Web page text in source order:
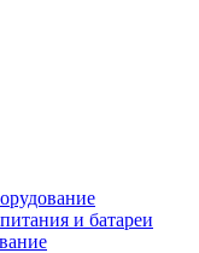
и батареи